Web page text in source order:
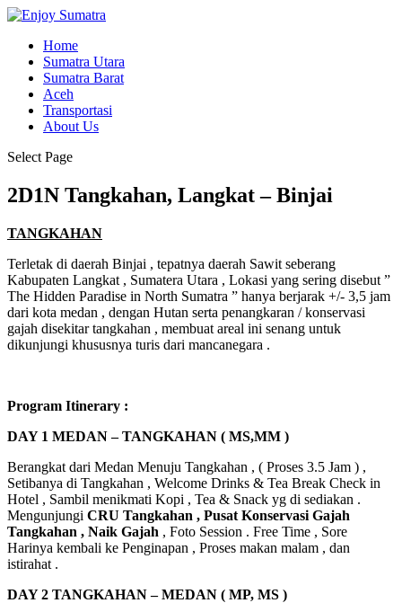
Home
Sumatra Utara
Sumatra Barat
Aceh
Transportasi
About Us
Select Page
2D1N Tangkahan, Langkat – Binjai
TANGKAHAN
Terletak di daerah Binjai , tepatnya daerah Sawit seberang
Kabupaten Langkat , Sumatera Utara , Lokasi yang sering disebut ”
The Hidden Paradise in North Sumatra ” hanya berjarak +/- 3,5 jam
dari kota medan , dengan Hutan serta penangkaran / konservasi
gajah disekitar tangkahan , membuat areal ini senang untuk
dikunjungi khususnya turis dari mancanegara .
Program Itinerary :
DAY 1 MEDAN – TANGKAHAN ( MS,MM )
Berangkat dari Medan Menuju Tangkahan , ( Proses 3.5 Jam ) ,
Setibanya di Tangkahan , Welcome Drinks & Tea Break Check in
Hotel , Sambil menikmati Kopi , Tea & Snack yg di sediakan .
Mengunjungi CRU Tangkahan , Pusat Konservasi Gajah
Tangkahan , Naik Gajah , Foto Session . Free Time , Sore
Harinya kembali ke Penginapan , Proses makan malam , dan
istirahat .
DAY 2 TANGKAHAN – MEDAN ( MP, MS )